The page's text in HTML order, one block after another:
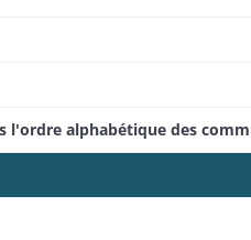
l'ordre alphabétique des